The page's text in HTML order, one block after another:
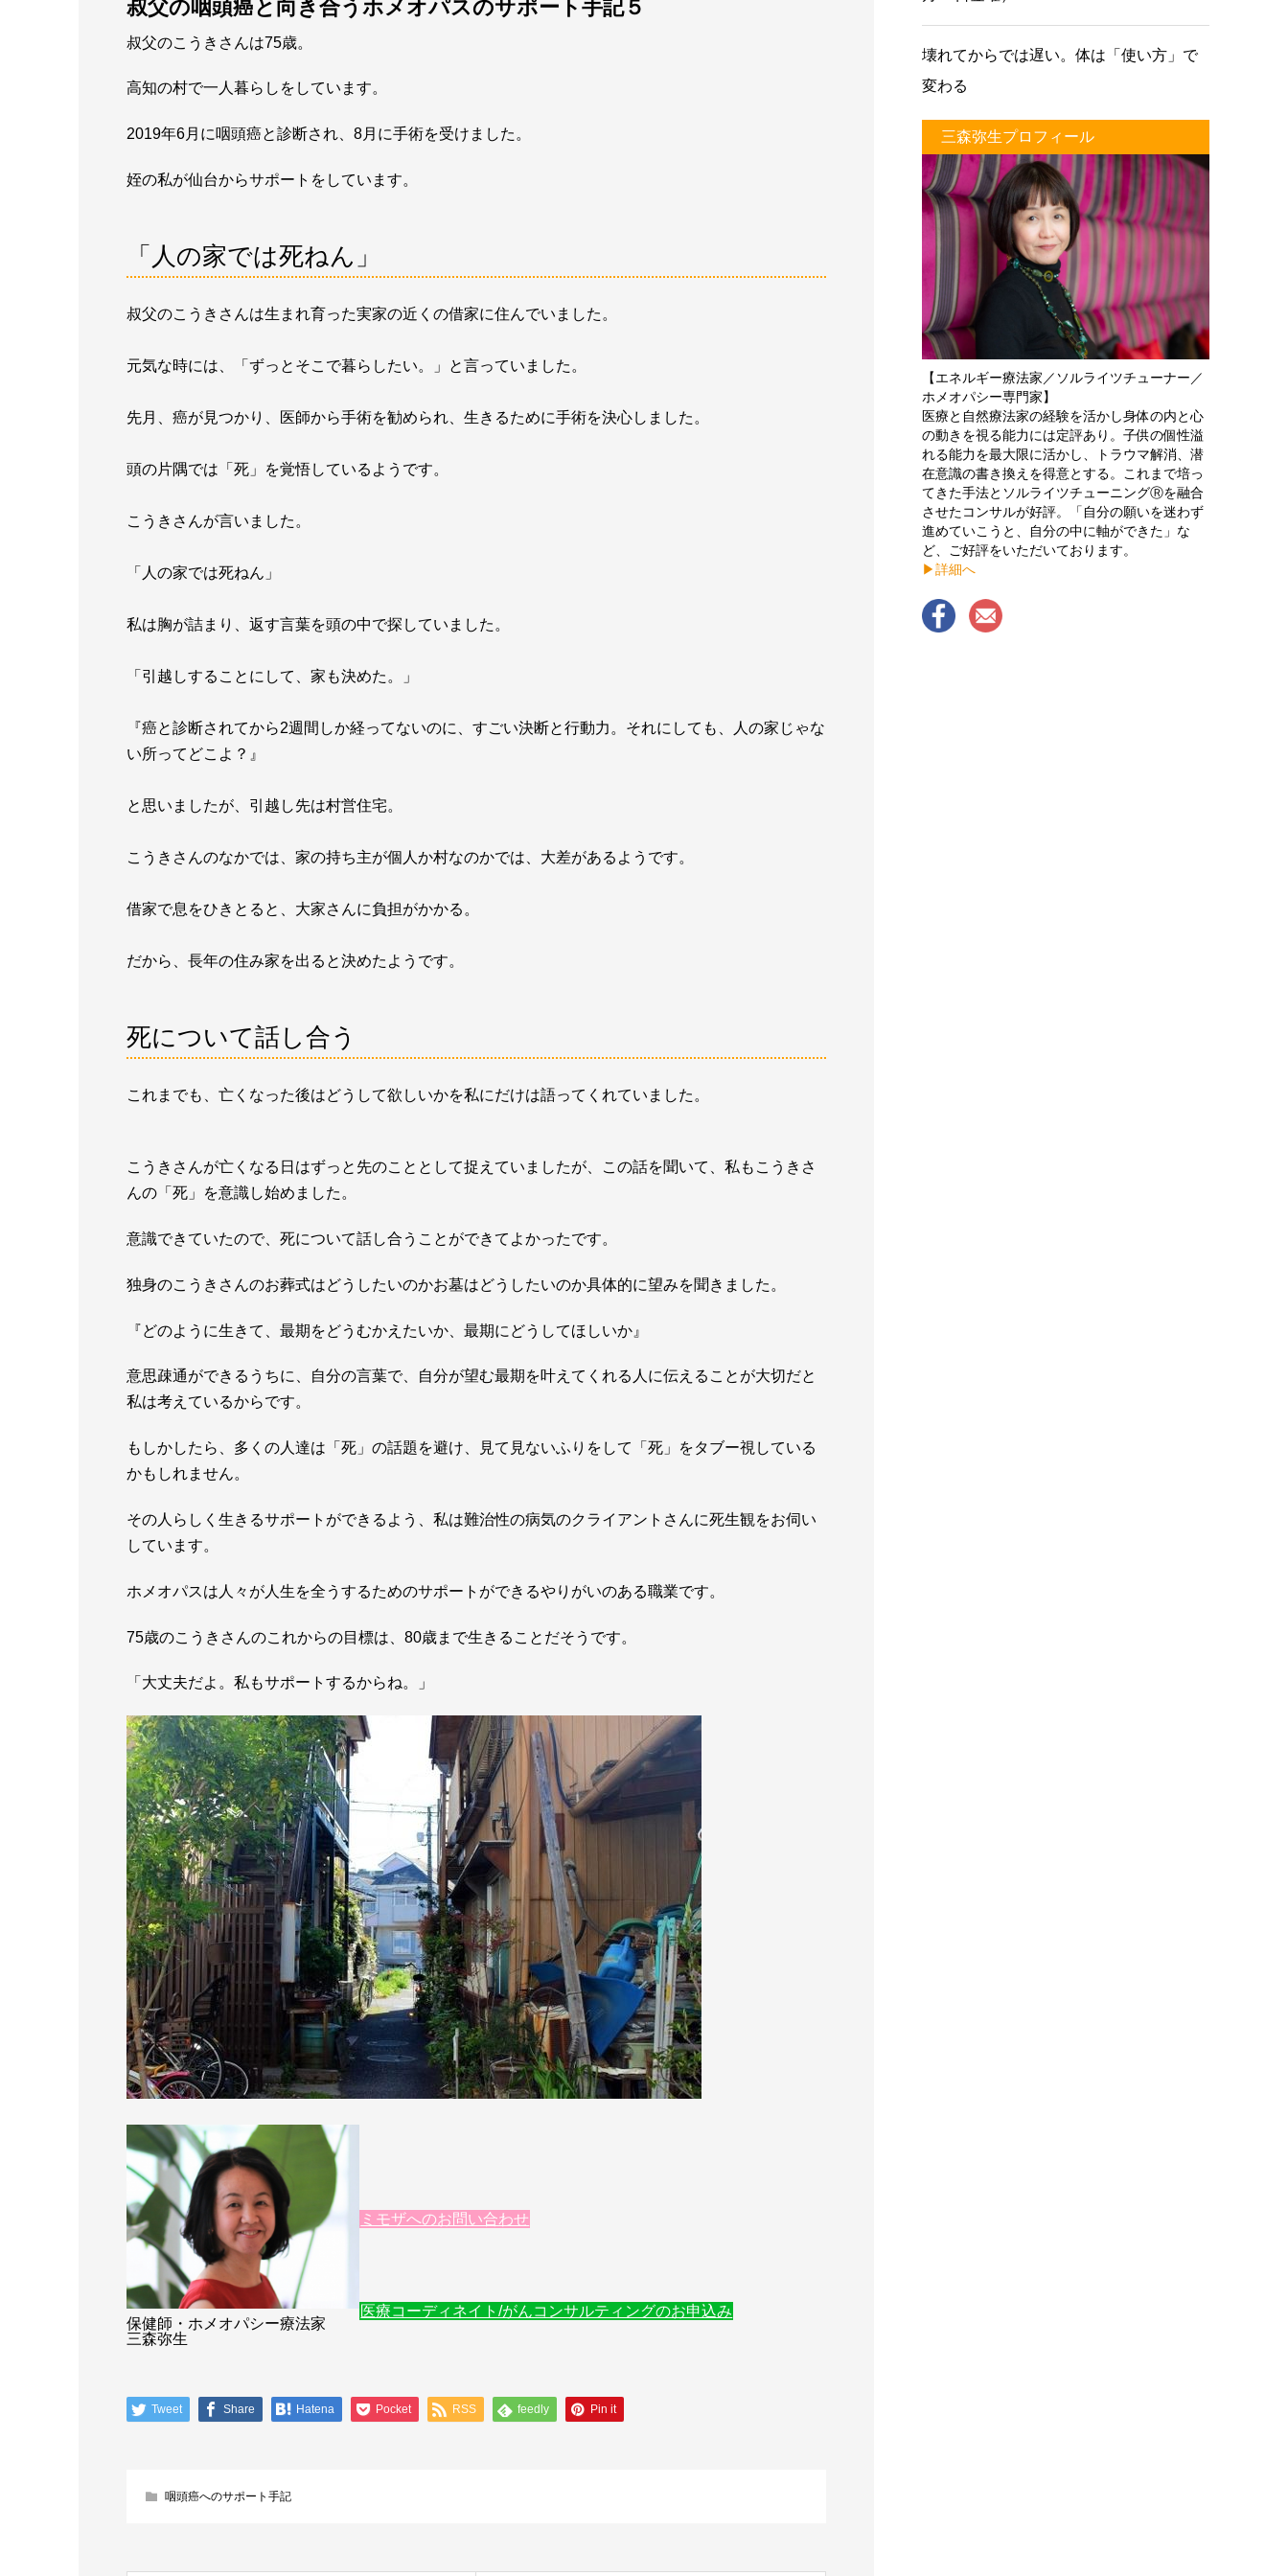
叔父の咽頭癌と向き合うホメオパスのサポート手記５
叔父のこうきさんは75歳。
高知の村で一人暮らしをしています。
2019年6月に咽頭癌と診断され、8月に手術を受けました。
姪の私が仙台からサポートをしています。
「人の家では死ねん」
叔父のこうきさんは生まれ育った実家の近くの借家に住んでいました。
元気な時には、「ずっとそこで暮らしたい。」と言っていました。
先月、癌が見つかり、医師から手術を勧められ、生きるために手術を決心しました。
頭の片隅では「死」を覚悟しているようです。
こうきさんが言いました。
「人の家では死ねん」
私は胸が詰まり、返す言葉を頭の中で探していました。
「引越しすることにして、家も決めた。」
『癌と診断されてから2週間しか経ってないのに、すごい決断と行動力。それにしても、人の家じゃな
い所ってどこよ？』
と思いましたが、引越し先は村営住宅。
こうきさんのなかでは、家の持ち主が個人か村なのかでは、大差があるようです。
借家で息をひきとると、大家さんに負担がかかる。
だから、長年の住み家を出ると決めたようです。
死について話し合う
これまでも、亡くなった後はどうして欲しいかを私にだけは語ってくれていました。
こうきさんが亡くなる日はずっと先のこととして捉えていましたが、この話を聞いて、私もこうきさ
んの「死」を意識し始めました。
意識できていたので、死について話し合うことができてよかったです。
独身のこうきさんのお葬式はどうしたいのかお墓はどうしたいのか具体的に望みを聞きました。
『どのように生きて、最期をどうむかえたいか、最期にどうしてほしいか』
意思疎通ができるうちに、自分の言葉で、自分が望む最期を叶えてくれる人に伝えることが大切だと
私は考えているからです。
もしかしたら、多くの人達は「死」の話題を避け、見て見ないふりをして「死」をタブー視している
かもしれません。
その人らしく生きるサポートができるよう、私は難治性の病気のクライアントさんに死生観をお伺い
しています。
ホメオパスは人々が人生を全うするためのサポートができるやりがいのある職業です。
75歳のこうきさんのこれからの目標は、80歳まで生きることだそうです。
「大丈夫だよ。私もサポートするからね。」
保健師・ホメオパシー療法家
三森弥生
ミモザへのお問い合わせ
医療コーディネイト/がんコンサルティングのお申込み
Tweet Share Hatena Pocket RSS feedly Pin it
咽頭癌へのサポート手記
壊れてからでは遅い。体は「使い方」で
変わる
三森弥生プロフィール
【エネルギー療法家／ソルライツチューナー／
ホメオパシー専門家】
医療と自然療法家の経験を活かし身体の内と心
の動きを視る能力には定評あり。子供の個性溢
れる能力を最大限に活かし、トラウマ解消、潜
在意識の書き換えを得意とする。これまで培っ
てきた手法とソルライツチューニングⓇを融合
させたコンサルが好評。「自分の願いを迷わず
進めていこうと、自分の中に軸ができた」な
ど、ご好評をいただいております。
▶︎詳細へ